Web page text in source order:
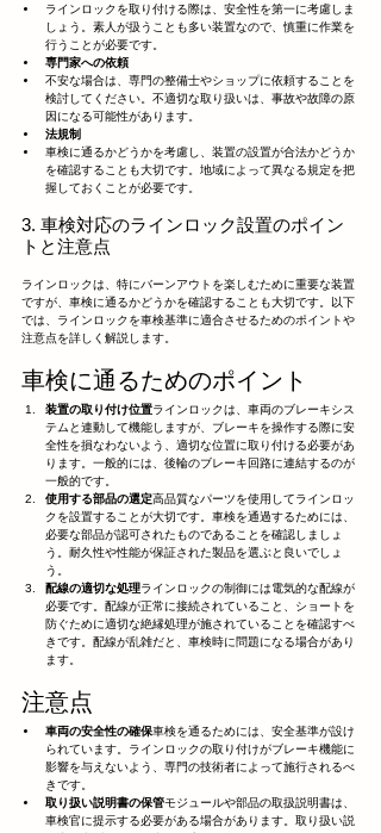
ラインロックを取り付ける際は、安全性を第一に考慮しま
しょう。素人が扱うことも多い装置なので、慎重に作業を
行うことが必要です。
専門家への依頼
不安な場合は、専門の整備士やショップに依頼することを
検討してください。不適切な取り扱いは、事故や故障の原
因になる可能性があります。
法規制
車検に通るかどうかを考慮し、装置の設置が合法かどうか
を確認することも大切です。地域によって異なる規定を把
握しておくことが必要です。
3. 車検対応のラインロック設置のポイン
トと注意点
ラインロックは、特にバーンアウトを楽しむために重要な装置
ですが、車検に通るかどうかを確認することも大切です。以下
では、ラインロックを車検基準に適合させるためのポイントや
注意点を詳しく解説します。
車検に通るためのポイント
装置の取り付け位置ラインロックは、車両のブレーキシス
テムと連動して機能しますが、ブレーキを操作する際に安
全性を損なわないよう、適切な位置に取り付ける必要があ
ります。一般的には、後輪のブレーキ回路に連結するのが
一般的です。
使用する部品の選定高品質なパーツを使用してラインロッ
クを設置することが大切です。車検を通過するためには、
必要な部品が認可されたものであることを確認しましょ
う。耐久性や性能が保証された製品を選ぶと良いでしょ
う。
配線の適切な処理ラインロックの制御には電気的な配線が
必要です。配線が正常に接続されていること、ショートを
防ぐために適切な絶縁処理が施されていることを確認すべ
きです。配線が乱雑だと、車検時に問題になる場合があり
ます。
注意点
車両の安全性の確保車検を通るためには、安全基準が設け
られています。ラインロックの取り付けがブレーキ機能に
影響を与えないよう、専門の技術者によって施行されるべ
きです。
取り扱い説明書の保管モジュールや部品の取扱説明書は、
車検官に提示する必要がある場合があります。取り扱い説